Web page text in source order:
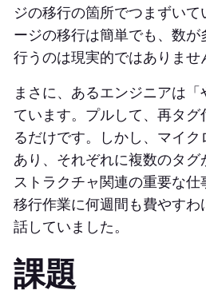
ジの移行の箇所でつまずいて
ージの移行は簡単でも、数
行うのは現実的ではありませ
まさに、あるエンジニアは
ています。プルして、再タ
るだけです。しかし、マイク
あり、それぞれに複数のタグ
ストラクチャ関連の重要な
移行作業に何週間も費やすわ
話していました。
課題